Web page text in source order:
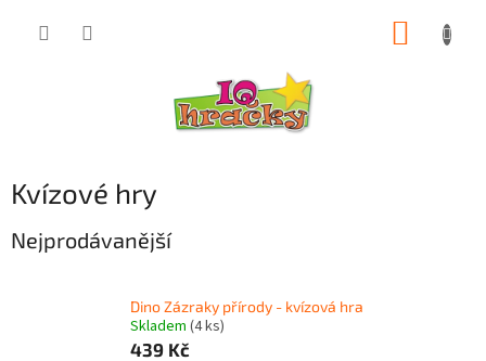
Kvízové hry
Nejprodávanější
Dino Zázraky přírody - kvízová hra
Skladem (4 ks)
439 Kč